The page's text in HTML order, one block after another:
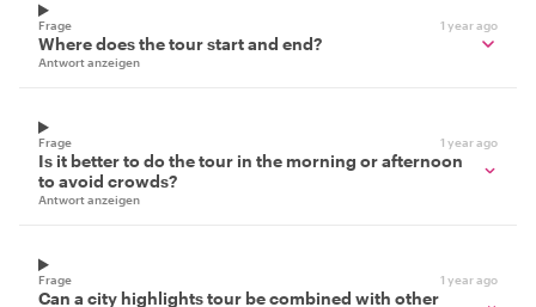
Frage 1 year ago
Where does the tour start and end?
Antwort anzeigen
Frage 1 year ago
Is it better to do the tour in the morning or afternoon
to avoid crowds?
Antwort anzeigen
Frage 1 year ago
Can a city highlights tour be combined with other